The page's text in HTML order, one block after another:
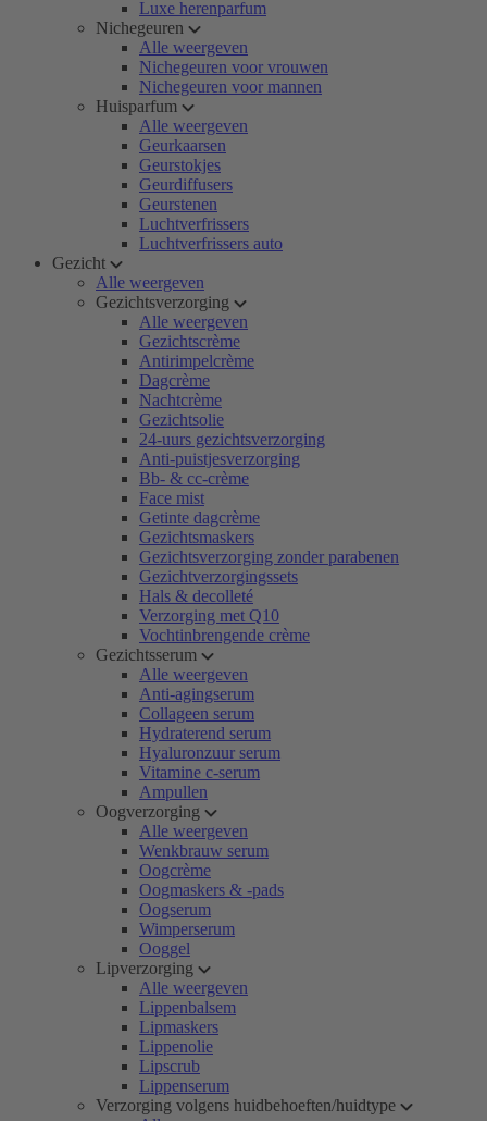
Luxe herenparfum
Nichegeuren
Alle weergeven
Nichegeuren voor vrouwen
Nichegeuren voor mannen
Huisparfum
Alle weergeven
Geurkaarsen
Geurstokjes
Geurdiffusers
Geurstenen
Luchtverfrissers
Luchtverfrissers auto
Gezicht
Alle weergeven
Gezichtsverzorging
Alle weergeven
Gezichtscrème
Antirimpelcrème
Dagcrème
Nachtcrème
Gezichtsolie
24-uurs gezichtsverzorging
Anti-puistjesverzorging
Bb- & cc-crème
Face mist
Getinte dagcrème
Gezichtsmaskers
Gezichtsverzorging zonder parabenen
Gezichtverzorgingssets
Hals & decolleté
Verzorging met Q10
Vochtinbrengende crème
Gezichtsserum
Alle weergeven
Anti-agingserum
Collageen serum
Hydraterend serum
Hyaluronzuur serum
Vitamine c-serum
Ampullen
Oogverzorging
Alle weergeven
Wenkbrauw serum
Oogcrème
Oogmaskers & -pads
Oogserum
Wimperserum
Ooggel
Lipverzorging
Alle weergeven
Lippenbalsem
Lipmaskers
Lippenolie
Lipscrub
Lippenserum
Verzorging volgens huidbehoeften/huidtype